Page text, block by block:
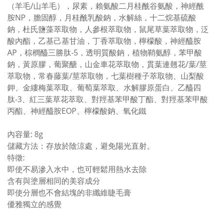
（羊毛/山羊毛），尿素，賴氨酸二月桂酰谷氨酸，神經酰
胺NP，膽固醇，月桂酰乳酸鈉，水解絲，十二烷基硫酸
鈉，杜氏鹽藻萃取物，人參根萃取物，鼠尾草葉萃取物，泛
酸內酯，乙基己基甘油，丁香萃取物，檸檬酸，神經醯胺
AP，棕櫚醯三勝肽-5，透明質酸鈉，植物鞘氨醇，苯甲酸
鈉，黃原膠，葡聚醣，山金車花萃取物，貫葉連翹花/葉/莖
萃取物，常春藤葉/莖萃取物，七葉樹種子萃取物、山梨酸
鉀、金縷梅葉萃取、葡萄葉萃取、水解膠原蛋白、乙醯四
肽-3、紅三葉草花萃取、對羥基苯甲酸丁酯、對羥基苯甲酸
丙酯、神經醯胺EOP、檸檬酸鈉、氧化鐵
內容量: 8g
儲藏方法：存放於陰涼處，避免陽光直射。
特徵:
即使不易滲入水中，也可輕鬆用熱水去除
含有與塗層相同的美容成分
即使分層也不會結塊的非纖維睫毛膏
優雅獨立的感覺